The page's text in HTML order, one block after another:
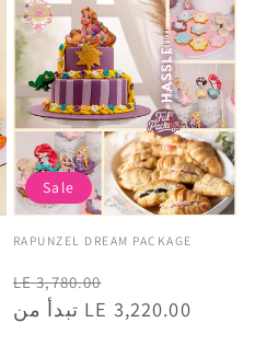
Vendor:
RAPUNZEL DREAM PACKAGE
Regular
price
LE 3,780.00
Sale
price
تبدأ من LE 3,220.00
Sale